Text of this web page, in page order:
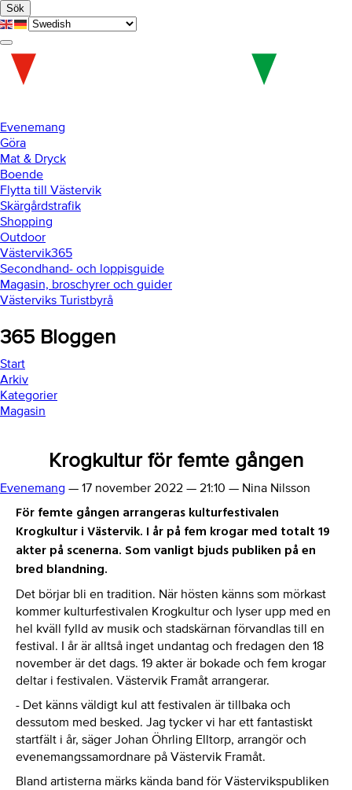
Hoppa
till
huvudnavigering
Skip
to
main
content
Hoppa
till
sidfot
Sök
Öppna
menyn
Evenemang
Göra
Mat & Dryck
Boende
Flytta till Västervik
Skärgårdstrafik
Shopping
Outdoor
Västervik365
Secondhand- och loppisguide
Magasin, broschyrer och guider
Västerviks Turistbyrå
365 Bloggen
Start
Arkiv
Kategorier
Magasin
Krogkultur för femte gången
Evenemang — 17 november 2022 — 21:10 — Nina Nilsson
För femte gången arrangeras kulturfestivalen
Krogkultur i Västervik. I år på fem krogar med totalt 19
akter på scenerna. Som vanligt bjuds publiken på en
bred blandning.
Det börjar bli en tradition. När hösten känns som mörkast
kommer kulturfestivalen Krogkultur och lyser upp med en
hel kväll fylld av musik och stadskärnan förvandlas till en
festival. I år är alltså inget undantag och fredagen den 18
november är det dags. 19 akter är bokade och fem krogar
deltar i festivalen. Västervik Framåt arrangerar.
- Det känns väldigt kul att festivalen är tillbaka och
dessutom med besked. Jag tycker vi har ett fantastiskt
startfält i år, säger Johan Öhrling Elltorp, arrangör och
evenemangssamordnare på Västervik Framåt.
Bland artisterna märks kända band för Västervikspubliken